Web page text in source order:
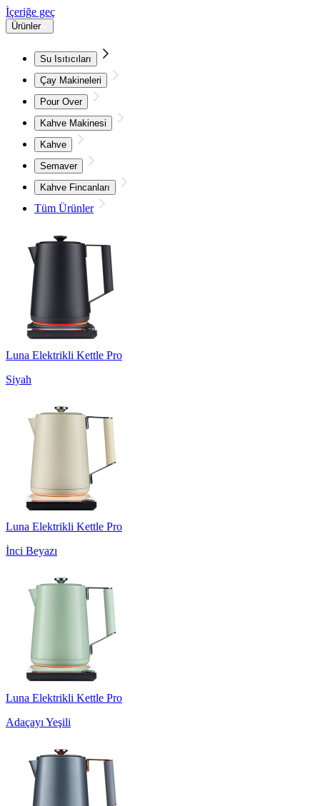
İçeriğe geç
Ürünler
Su Isıtıcıları
Çay Makineleri
Pour Over
Kahve Makinesi
Kahve
Semaver
Kahve Fincanları
Tüm Ürünler
Luna Elektrikli Kettle Pro
Siyah
Luna Elektrikli Kettle Pro
İnci Beyazı
Luna Elektrikli Kettle Pro
Adaçayı Yeşili